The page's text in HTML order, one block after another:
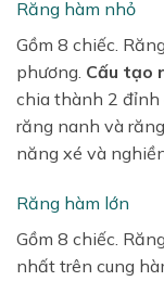
Răng hàm nhỏ
Gồm 8 chiếc.
phương. Cấu tạo
chia thành 2 đỉnh
răng nanh và
năng xé và
Răng hàm lớn
Gồm 8 chiếc.
nhất trên cung